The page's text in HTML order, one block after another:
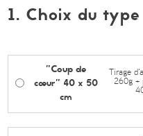
1. Choix du type
"Coup de
cœur" 40 x 50
cm
Tirage
260g +